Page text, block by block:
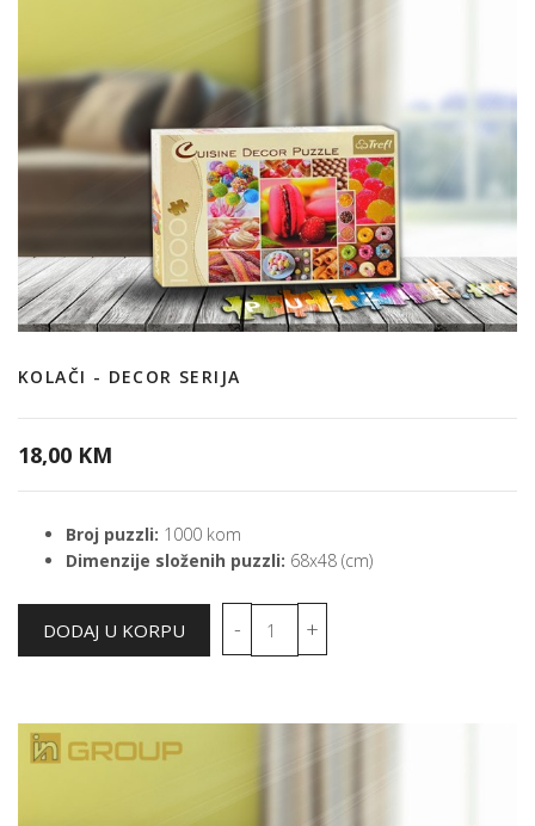
KOLAČI - DECOR SERIJA
18,00 KM
Broj puzzli: 1000 kom
Dimenzije složenih puzzli: 68x48 (cm)